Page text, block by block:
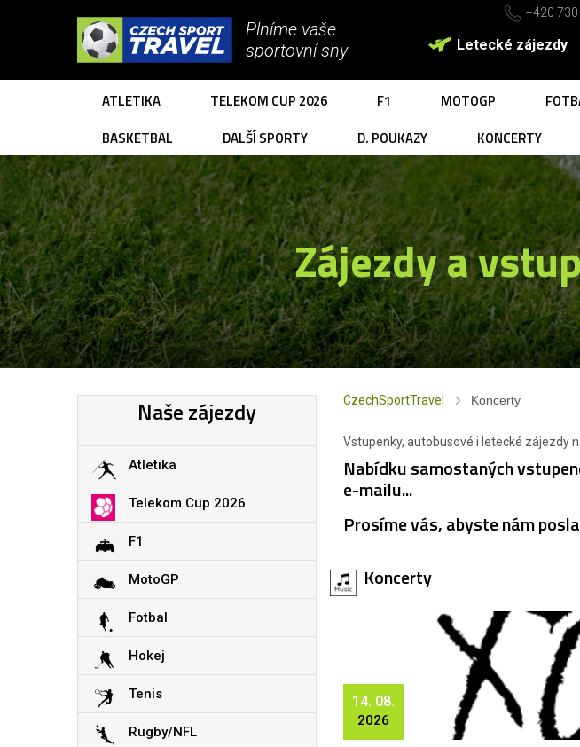
Plníme vaše
sportovní sny
+420
Letecké zájezdy
ATLETIKA TELEKOM CUP 2026 F1 MOTOGP
BASKETBAL
DALŠÍ SPORTY D. POUKAZY KONCERTY
Zájezdy a
CzechSportTravel Koncerty
Vstupenky, autobusové i letecké zájezdy
Nabídku samostaných
e-mailu...
Prosíme vás, abyste nám
Koncerty
14. 08.
2026
Naše zájezdy
Atletika
Telekom Cup 2026
F1
MotoGP
Fotbal
Hokej
Tenis
Rugby/NFL